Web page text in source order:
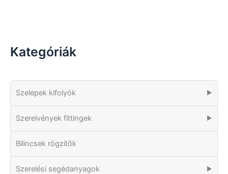
Kategóriák
Szelepek kifolyók ▶
Szerelvények fittingek ▶
Bilincsek rögzítők
Szerelési segédanyagok ▶